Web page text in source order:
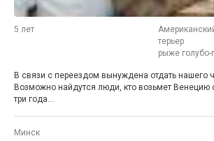
5 лет
терьер
рыже
В связи с переездом вынуждена отдать нашего
Возможно найдутся люди, кто возьмет Венецию
три года...
Минск